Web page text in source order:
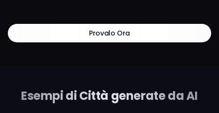
Provalo Ora
Esempi di Città generate da AI